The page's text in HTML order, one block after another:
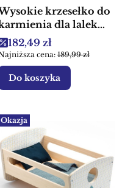
krzesełko do
dla lalek
Skrållan
Cena promocyjna
182,49 zł
cena:189,99 zł
Do koszyka
Okazja